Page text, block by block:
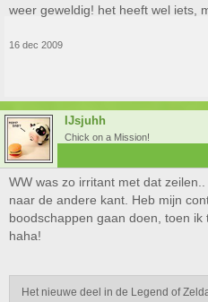
weer geweldig! het heeft wel iets,
16 dec 2009
IJsjuhh
Chick on a Mission!
WW was zo irritant met dat
naar de andere kant. Heb mijn
boodschappen gaan doen, toen
haha!
Het nieuwe deel in de Legend of